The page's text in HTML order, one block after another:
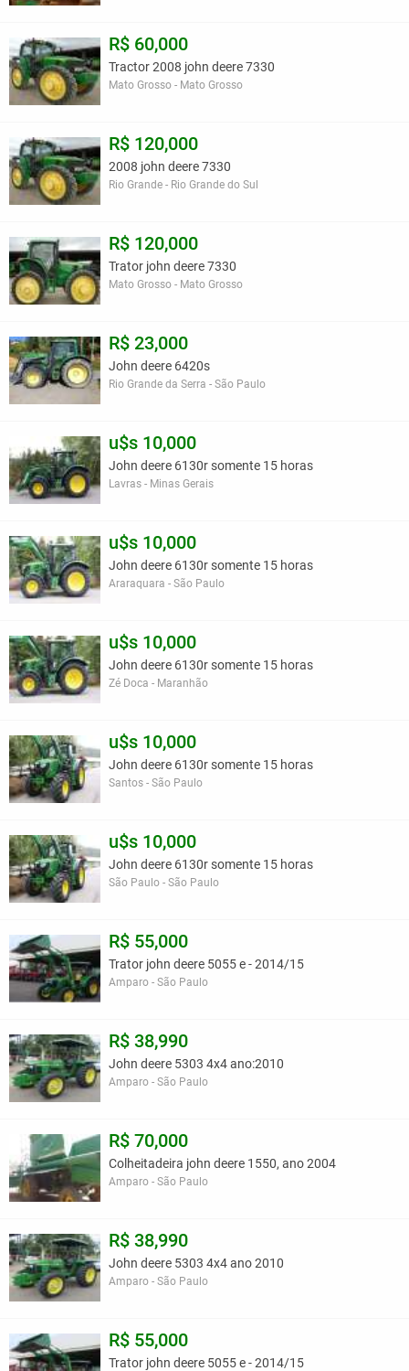
R$ 60,000
Tractor 2008 john deere 7330
Mato Grosso - Mato Grosso
R$ 120,000
2008 john deere 7330
Rio Grande - Rio Grande do Sul
R$ 120,000
Trator john deere 7330
Mato Grosso - Mato Grosso
R$ 23,000
John deere 6420s
Rio Grande da Serra - São Paulo
u$s 10,000
John deere 6130r somente 15 horas
Lavras - Minas Gerais
u$s 10,000
John deere 6130r somente 15 horas
Araraquara - São Paulo
u$s 10,000
John deere 6130r somente 15 horas
Zé Doca - Maranhão
u$s 10,000
John deere 6130r somente 15 horas
Santos - São Paulo
u$s 10,000
John deere 6130r somente 15 horas
São Paulo - São Paulo
R$ 55,000
Trator john deere 5055 e - 2014/15
Amparo - São Paulo
R$ 38,990
John deere 5303 4x4 ano:2010
Amparo - São Paulo
R$ 70,000
Colheitadeira john deere 1550, ano 2004
Amparo - São Paulo
R$ 38,990
John deere 5303 4x4 ano 2010
Amparo - São Paulo
R$ 55,000
Trator john deere 5055 e - 2014/15